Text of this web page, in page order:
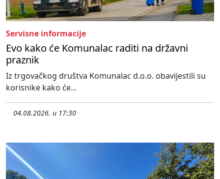
Servisne informacije
Evo kako će Komunalac raditi na državni
praznik
Iz trgovačkog društva Komunalac d.o.o. obavijestili su
korisnike kako će...
04.08.2026. u 17:30